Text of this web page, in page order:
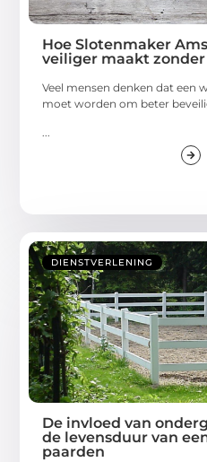
Hoe Slotenmaker
veiliger maakt
Veel mensen denken dat een
moet worden om beter
...
DIENSTVERLENING
De invloed van
de levensduur van
paarden